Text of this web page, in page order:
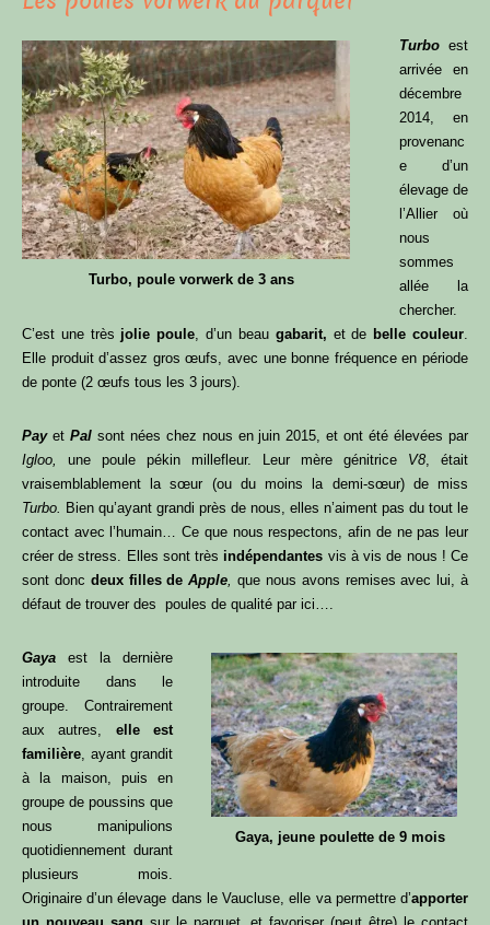
Turbo, poule vorwerk de 3 ans
Turbo est
arrivée en
décembre
2014, en
provenanc
e d’un
élevage de
l’Allier où
nous
sommes
allée la
chercher.
C’est une très jolie poule , d’un beau gabarit, et de belle couleur
Elle produit d’assez gros œufs, avec une bonne fréquence en période
de ponte (2 œufs tous les 3 jours).
Payet Palsont nées chez nous en juin 2015, et ont été élevées par
Igloo,
une poule pékin millefleur. Leur mère génitrice V8 , était
vraisemblablement la sœur (ou du moins la demi-sœur) de miss
Turbo.
Bien qu’ayant grandi près de nous, elles n’aiment pas du tout le
contact avec l’humain… Ce que nous respectons, afin de ne pas leur
créer de stress. Elles sont très indépendantes vis à vis de nous ! Ce
sont donc deux filles deApple que nous avons remises avec lui, à
défaut de trouver des poules de qualité par ici….
Gaya, jeune poulette de 9 mois
Gaya est la dernière
introduite dans le
groupe. Contrairement
aux autres, elle est
familière , ayant grandit
à la maison, puis en
groupe de poussins que
nous manipulions
quotidiennement durant
plusieurs mois.
Originaire d’un élevage dans le Vaucluse, elle va permettre d’apporter